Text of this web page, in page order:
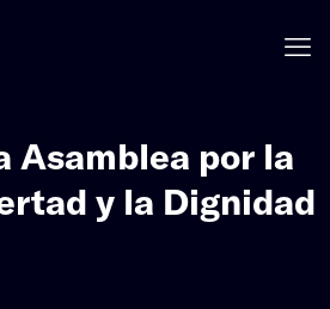
Asamblea por la
y la Dignidad